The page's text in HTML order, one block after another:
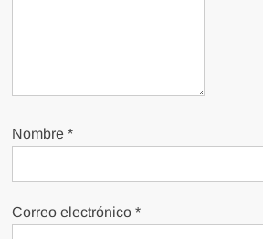
Nombre*
Correo electrónico*